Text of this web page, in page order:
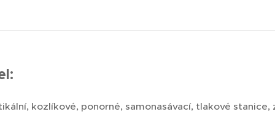
kozlíkové, ponorné, samonasávací, tlakové